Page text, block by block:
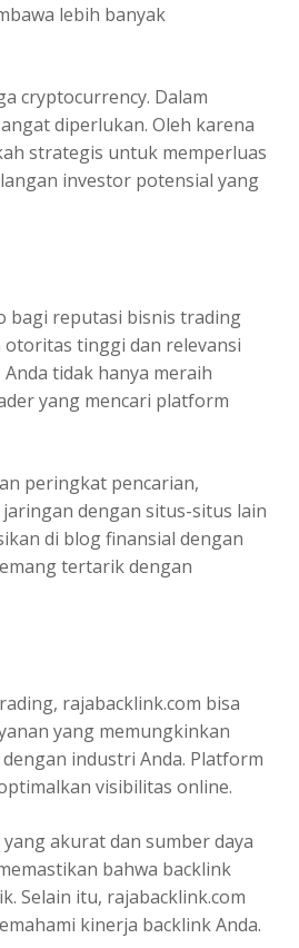
lebih banyak
cryptocurrency. Dalam
diperlukan. Oleh karena
strategis untuk memperluas
investor potensial yang
bagi reputasi bisnis trading
otoritas tinggi dan relevansi
tidak hanya meraih
yang mencari platform
peringkat pencarian,
dengan situs-situs lain
di blog finansial dengan
tertarik dengan
, rajabacklink.com bisa
yang memungkinkan
industri Anda. Platform
visibilitas online.
akurat dan sumber daya
bahwa backlink
Selain itu, rajabacklink.com
kinerja backlink Anda.